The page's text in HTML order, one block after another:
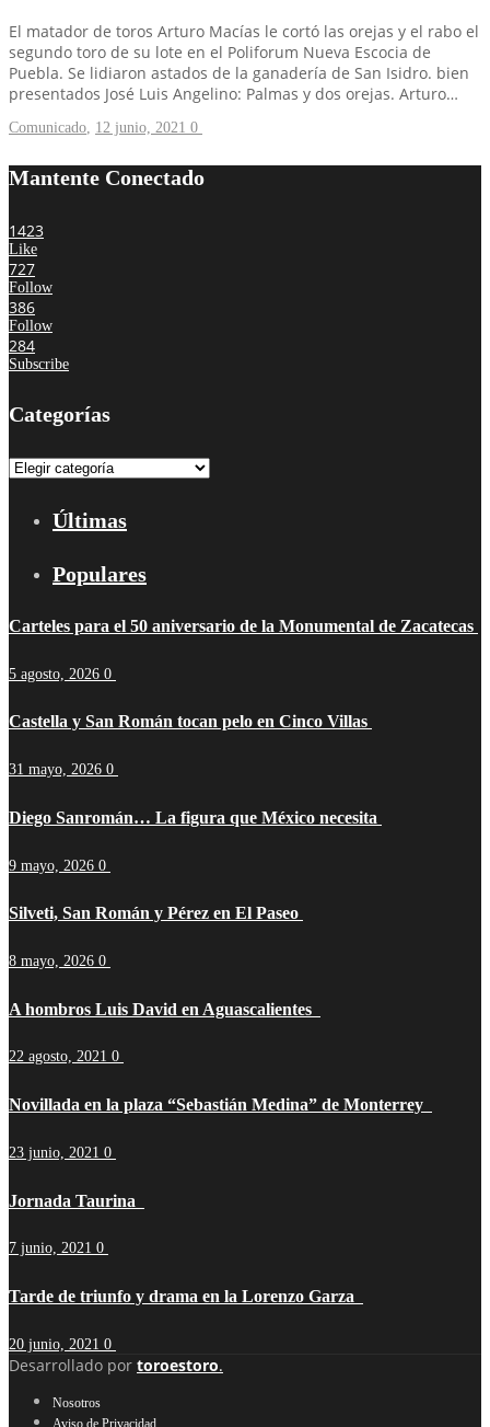
El matador de toros Arturo Macías le cortó las orejas y el rabo el
segundo toro de su lote en el Poliforum Nueva Escocia de
Puebla. Se lidiaron astados de la ganadería de San Isidro. bien
presentados José Luis Angelino: Palmas y dos orejas. Arturo…
Comunicado 12 junio, 2021 0
Mantente Conectado
1423
Like
727
Follow
386
Follow
284
Subscribe
Categorías
Categorías
Últimas
Populares
Carteles para el 50 aniversario de la Monumental de Zacatecas
5 agosto, 2026 0
Castella y San Román tocan pelo en Cinco Villas
31 mayo, 2026 0
Diego Sanromán… La figura que México necesita
9 mayo, 2026 0
Silveti, San Román y Pérez en El Paseo
8 mayo, 2026 0
A hombros Luis David en Aguascalientes
22 agosto, 2021 0
Novillada en la plaza “Sebastián Medina” de Monterrey
23 junio, 2021 0
Jornada Taurina
7 junio, 2021 0
Tarde de triunfo y drama en la Lorenzo Garza
20 junio, 2021 0
Desarrollado por toroestoro.
Nosotros
Aviso de Privacidad